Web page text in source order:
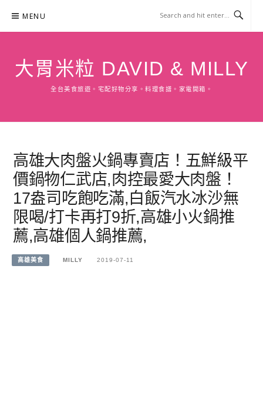
content
MENU
大胃米粒 DAVID & MILLY
全台美食旅遊。宅配好物分享。料理食譜。家電開箱。
高雄大肉盤火鍋專賣店！五鮮級平
價鍋物仁武店,肉控最愛大肉盤！
17盎司吃飽吃滿,白飯汽水冰沙無
限喝/打卡再打9折,高雄小火鍋推
薦,高雄個人鍋推薦,
高雄美食 MILLY 2019-07-11